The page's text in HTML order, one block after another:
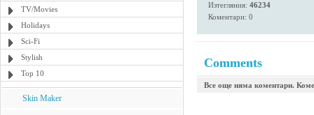
TV/Movies
Holidays
Sci-Fi
Stylish
Top 10
Skin Maker
Изтегляния: 46234
Коментари: 0
Comments
Все още няма коментари.